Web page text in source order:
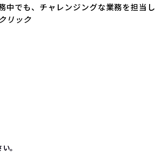
中でも、チャレンジングな業務を担当し
リック
。